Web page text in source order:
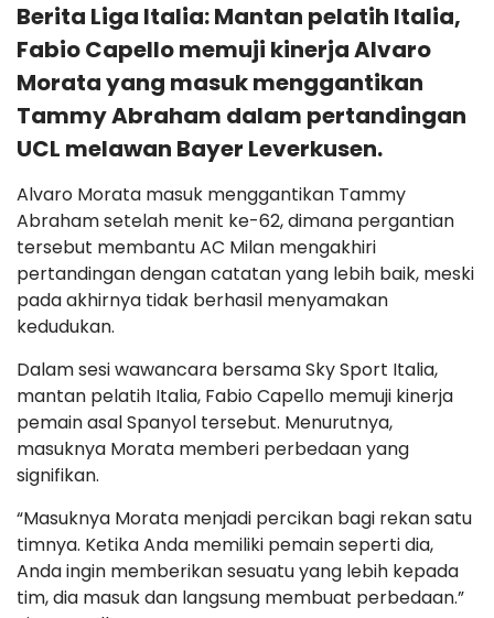
Berita Liga Italia: Mantan pelatih Italia,
Fabio Capello memuji kinerja Alvaro
Morata yang masuk menggantikan
Tammy Abraham dalam pertandingan
UCL melawan Bayer Leverkusen.
Alvaro Morata masuk menggantikan Tammy
Abraham setelah menit ke-62, dimana pergantian
tersebut membantu AC Milan mengakhiri
pertandingan dengan catatan yang lebih baik, meski
pada akhirnya tidak berhasil menyamakan
kedudukan.
Dalam sesi wawancara bersama Sky Sport Italia,
mantan pelatih Italia, Fabio Capello memuji kinerja
pemain asal Spanyol tersebut. Menurutnya,
masuknya Morata memberi perbedaan yang
signifikan.
“Masuknya Morata menjadi percikan bagi rekan satu
timnya. Ketika Anda memiliki pemain seperti dia,
Anda ingin memberikan sesuatu yang lebih kepada
tim, dia masuk dan langsung membuat perbedaan.”